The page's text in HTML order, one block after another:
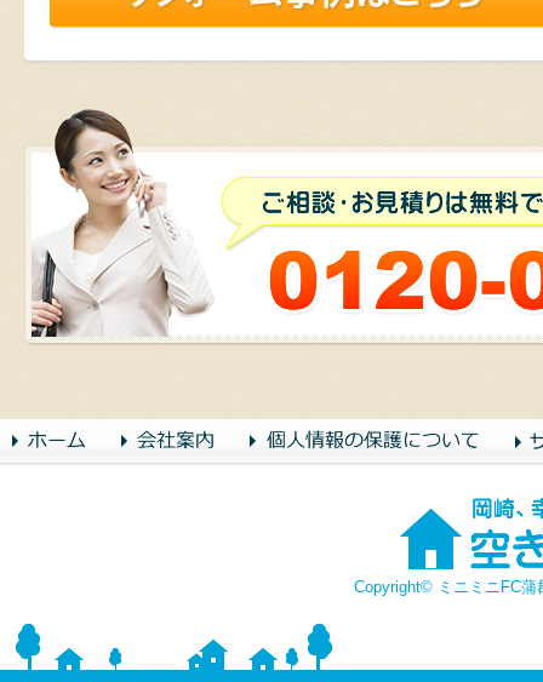
Copyright© ミニミニFC蒲